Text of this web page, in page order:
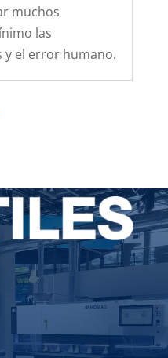
muchos
las
y el error humano.